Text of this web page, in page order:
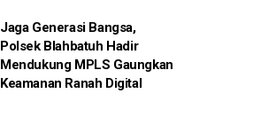
Jaga Generasi Bangsa,
Polsek Blahbatuh Hadir
Mendukung MPLS Gaungkan
Keamanan Ranah Digital